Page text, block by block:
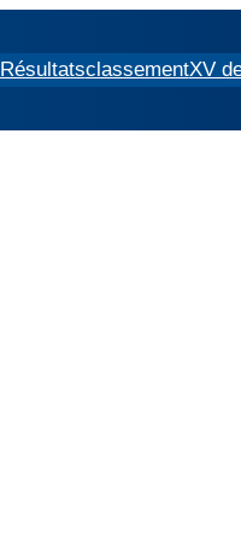
RésultatsclassementXV